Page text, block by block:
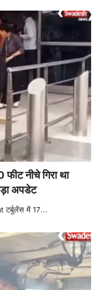
नीचे गिरा था
अपडेट
टर्बुलेंस में 17…